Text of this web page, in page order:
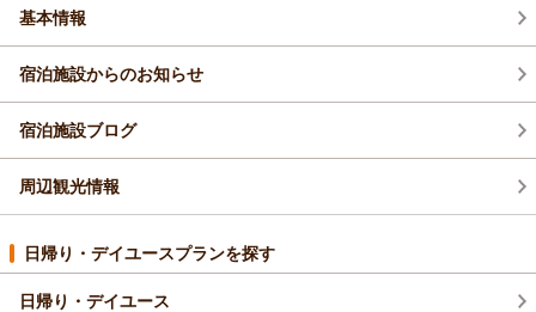
う努めてまいりますので、ぜひお立ち寄りいただければ幸いで
す。
基本情報
宿泊施設からのお知らせ
宿泊施設ブログ
周辺観光情報
日帰り・デイユースプランを探す
日帰り・デイユース